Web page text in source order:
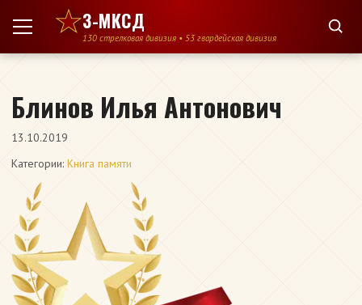
Перейти к содержимому
3-МКСД
130 стрелковая дивизия • 53 гвардейская дивизия
Блинов Илья Антонович
13.10.2019
Категории: Книга памяти